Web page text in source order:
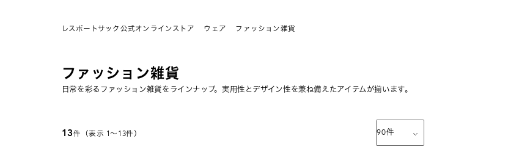
レスポートサック公式オンラインストア ウェア ファッション雑貨
ファッション雑貨
日常を彩るファッション雑貨をラインナップ。実用性とデザイン性を兼ね備えたアイテムが揃います。
13件（表示 1〜13件） 90件